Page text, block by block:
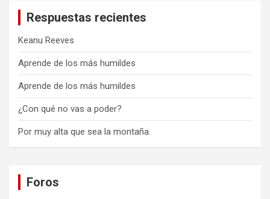
Respuestas recientes
Keanu Reeves
Aprende de los más humildes
Aprende de los más humildes
¿Con qué no vas a poder?
Por muy alta que sea la montaña.
Foros